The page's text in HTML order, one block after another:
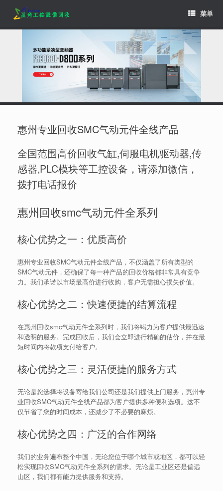
content
菜单
惠州专业回收SMC气动元件全线产品
全国范围高价回收气缸,伺服电机驱动器,传
感器,PLC模块等工控设备，请添加微信，
拨打电话报价
惠州回收smc气动元件全系列
核心优势之一：优质高价
惠州专业回收SMC气动元件全线产品，不仅涵盖了所有类型的
SMC气动元件，还确保了每一种产品的回收价格都非常具有竞争
力。我们承诺以市场最高价进行收购，客户无需担心损失价值。
核心优势之二：快速便捷的结算流程
在惠州回收smc气动元件全系列时，我们将竭力为客户提供最迅速
和透明的服务。完成回收后，我们会立即进行精确的估价，并在最
短时间内将款项支付给客户。
核心优势之三：灵活便捷的服务方式
无论是您选择将设备寄给我们公司还是我们提供上门服务，惠州专
业回收SMC气动元件全线产品都为客户提供多种便利选项。这不
仅节省了您的时间成本，还减少了不必要的麻烦。
核心优势之四：广泛的合作网络
我们的业务遍布整个中国，无论您位于哪个城市或地区，都可以轻
松实现回收SMC气动元件全系列的需求。无论是工业区还是偏远
山区，我们都有能力提供服务和支持。